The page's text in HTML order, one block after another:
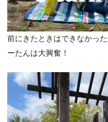
前にきたときはできなかっ
ーたんは大興奮！